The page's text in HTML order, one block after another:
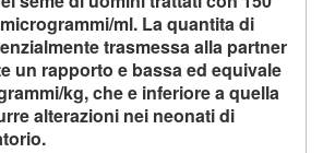
ml. La quantita di
trasmessa alla partner
un rapporto e bassa ed equivale
kg, che e inferiore a quella
alterazioni nei neonati di